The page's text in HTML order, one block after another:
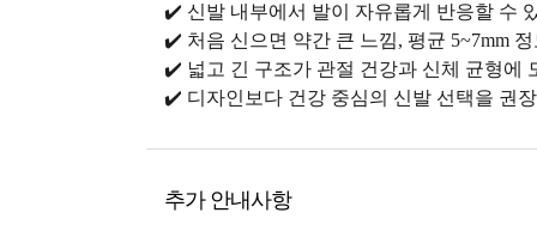
✔️ 신발 내부에서 발이 자유롭게 반응할 수
✔️ 처음 신으면 약간 큰 느낌, 평균 5~7mm
✔️ 넓고 긴 구조가 관절 건강과 신체 균형에
✔️ 디자인보다 건강 중심의 신발 선택을 권장
추가 안내사항